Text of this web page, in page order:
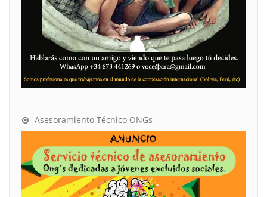
Asesoramiento Técnico ONGs